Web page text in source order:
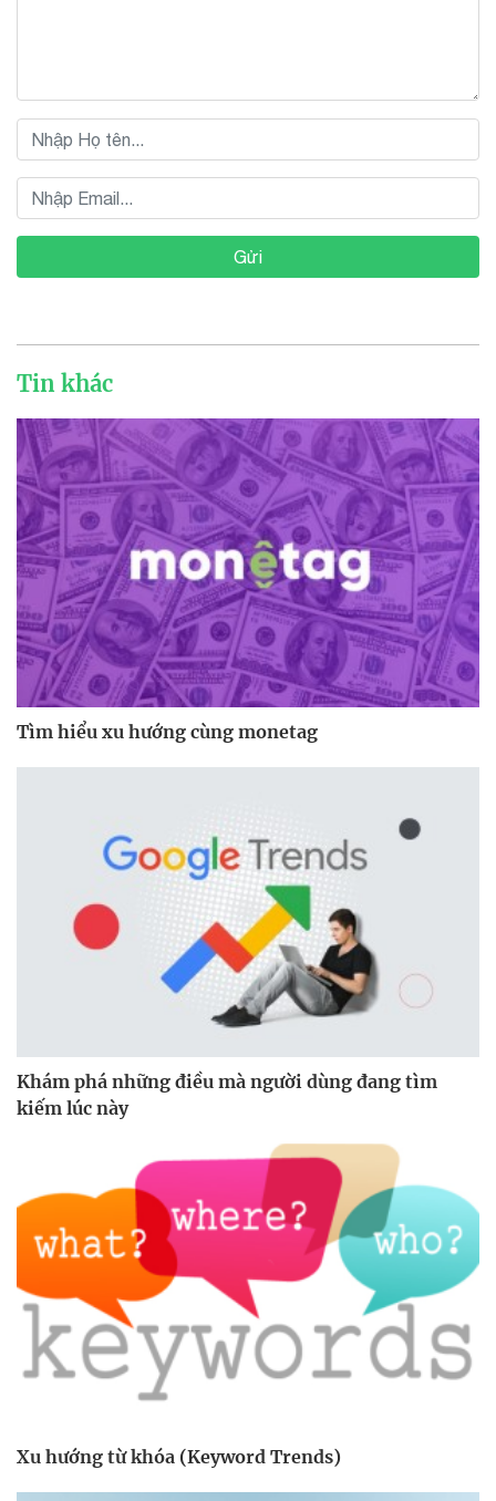
Gửi
Tin khác
Tìm hiểu xu hướng cùng monetag
Khám phá những điều mà người dùng đang tìm
kiếm lúc này
Xu hướng từ khóa (Keyword Trends)